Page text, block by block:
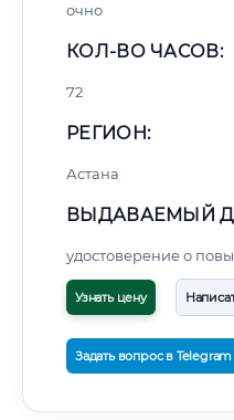
очно
КОЛ-ВО ЧАСОВ:
72
РЕГИОН:
Астана
ВЫДАВАЕМЫЙ
удостоверение о
Узнать цену
Задать вопрос в Telegram